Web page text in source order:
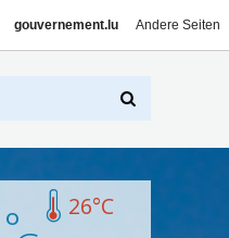
gouvernement.lu Andere Seiten
26°C